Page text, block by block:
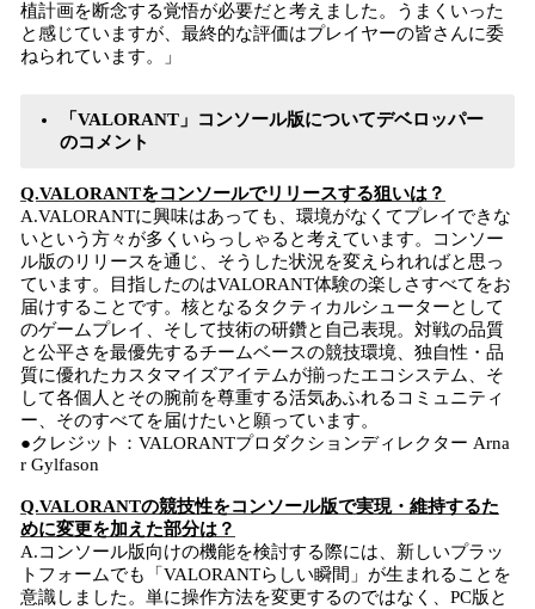
植計画を断念する覚悟が必要だと考えました。うまくいった
と感じていますが、最終的な評価はプレイヤーの皆さんに委
ねられています。」
「VALORANT」コンソール版についてデベロッパー
のコメント
Q.VALORANTをコンソールでリリースする狙いは？
A.VALORANTに興味はあっても、環境がなくてプレイできな
いという方々が多くいらっしゃると考えています。コンソー
ル版のリリースを通じ、そうした状況を変えられればと思っ
ています。目指したのはVALORANT体験の楽しさすべてをお
届けすることです。核となるタクティカルシューターとして
のゲームプレイ、そして技術の研鑽と自己表現。対戦の品質
と公平さを最優先するチームベースの競技環境、独自性・品
質に優れたカスタマイズアイテムが揃ったエコシステム、そ
して各個人とその腕前を尊重する活気あふれるコミュニティ
ー、そのすべてを届けたいと願っています。
●クレジット：VALORANTプロダクションディレクター Arna
r Gylfason
Q.VALORANTの競技性をコンソール版で実現・維持するた
めに変更を加えた部分は？
A.コンソール版向けの機能を検討する際には、新しいプラッ
トフォームでも「VALORANTらしい瞬間」が生まれることを
意識しました。単に操作方法を変更するのではなく、PC版と